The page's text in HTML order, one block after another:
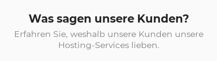
Was sagen unsere Kunden?
Erfahren Sie, weshalb unsere Kunden unsere
Hosting-Services lieben.